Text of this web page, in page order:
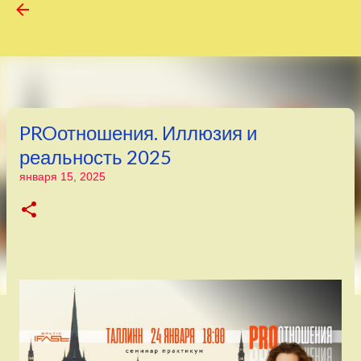
PROотношения. Иллюзия и
реальность 2025
января 15, 2025